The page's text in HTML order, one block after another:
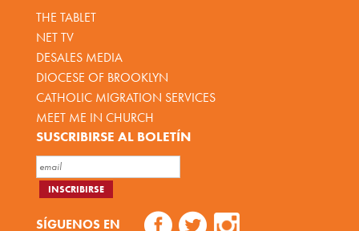
THE TABLET
NET TV
DESALES MEDIA
DIOCESE OF BROOKLYN
CATHOLIC MIGRATION SERVICES
MEET ME IN CHURCH
SUSCRIBIRSE AL BOLETÍN
SÍGUENOS EN